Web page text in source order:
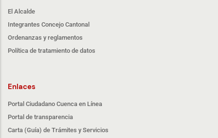
El Alcalde
Integrantes Concejo Cantonal
Ordenanzas y reglamentos
Política de tratamiento de datos
Enlaces
Portal Ciudadano Cuenca en Línea
Portal de transparencia
Carta (Guía) de Trámites y Servicios